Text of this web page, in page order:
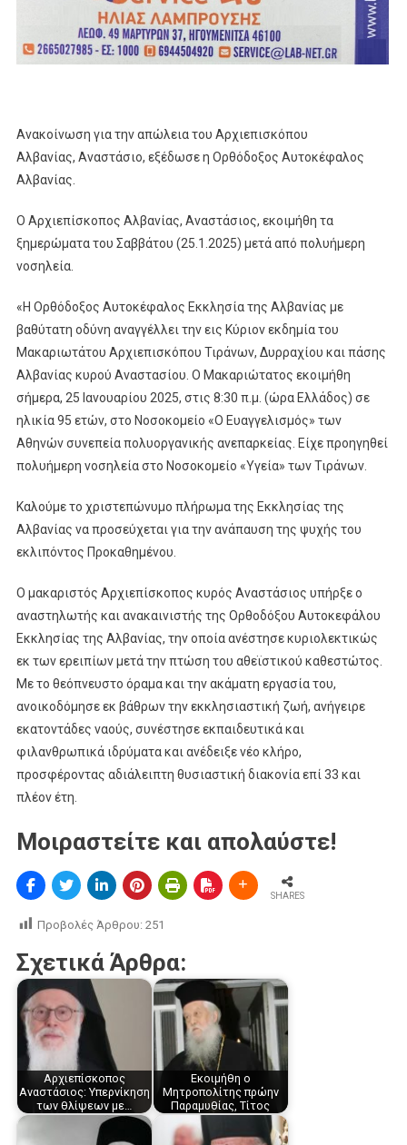
Ανακοίνωση για την απώλεια του Αρχιεπισκόπου
Αλβανίας, Αναστάσιο, εξέδωσε η Ορθόδοξος Αυτοκέφαλος
Αλβανίας.
Ο Αρχιεπίσκοπος Αλβανίας, Αναστάσιος, εκοιμήθη τα
ξημερώματα του Σαββάτου (25.1.2025) μετά από πολυήμερη
νοσηλεία.
«Η Ορθόδοξος Αυτοκέφαλος Εκκλησία της Αλβανίας με
βαθύτατη οδύνη αναγγέλλει την εις Κύριον εκδημία του
Μακαριωτάτου Αρχιεπισκόπου Τιράνων, Δυρραχίου και πάσης
Αλβανίας κυρού Αναστασίου. Ο Μακαριώτατος εκοιμήθη
σήμερα, 25 Ιανουαρίου 2025, στις 8:30 π.μ. (ώρα Ελλάδος) σε
ηλικία 95 ετών, στο Νοσοκομείο «Ο Ευαγγελισμός» των
Αθηνών συνεπεία πολυοργανικής ανεπαρκείας. Είχε προηγηθεί
πολυήμερη νοσηλεία στο Νοσοκομείο «Υγεία» των Τιράνων.
Καλούμε το χριστεπώνυμο πλήρωμα της Εκκλησίας της
Αλβανίας να προσεύχεται για την ανάπαυση της ψυχής του
εκλιπόντος Προκαθημένου.
Ο μακαριστός Αρχιεπίσκοπος κυρός Αναστάσιος υπήρξε ο
αναστηλωτής και ανακαινιστής της Ορθοδόξου Αυτοκεφάλου
Εκκλησίας της Αλβανίας, την οποία ανέστησε κυριολεκτικώς
εκ των ερειπίων μετά την πτώση του αθεϊστικού καθεστώτος.
Με το θεόπνευστο όραμα και την ακάματη εργασία του,
ανοικοδόμησε εκ βάθρων την εκκλησιαστική ζωή, ανήγειρε
εκατοντάδες ναούς, συνέστησε εκπαιδευτικά και
φιλανθρωπικά ιδρύματα και ανέδειξε νέο κλήρο,
προσφέροντας αδιάλειπτη θυσιαστική διακονία επί 33 και
πλέον έτη.
Μοιραστείτε και απολαύστε!
SHARES
Προβολές Άρθρου: 251
Σχετικά Άρθρα:
Αρχιεπίσκοπος
Αναστάσιος: Υπερνίκηση
των θλίψεων με…
Εκοιμήθη ο
Μητροπολίτης πρώην
Παραμυθίας, Τίτος